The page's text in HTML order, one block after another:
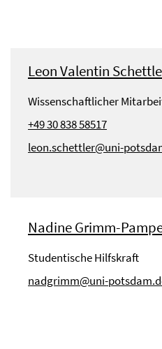
Leon Valentin
Wissenschaftlicher
+49 30 838 58517
leon.schettler@uni-
Nadine Grimm-
Studentische Hilfskraft
nadgrimm@uni-